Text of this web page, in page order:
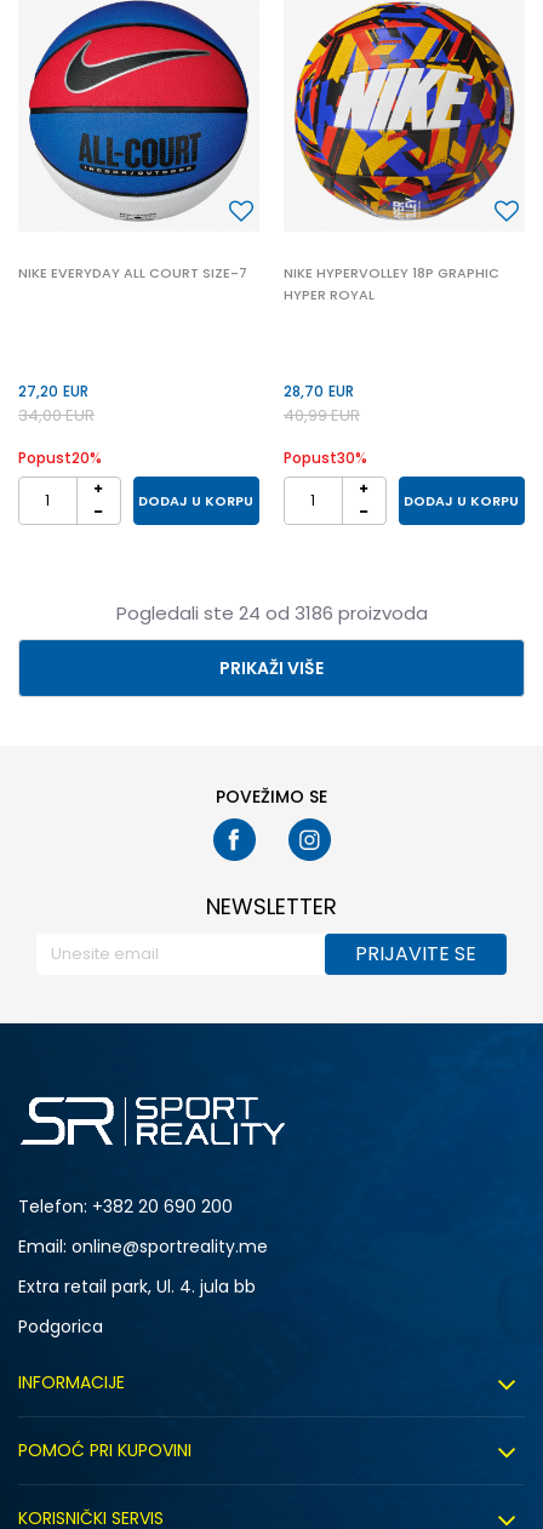
NIKE EVERYDAY ALL COURT SIZE-7
27,20 EUR
34,00EUR
Popust20%
DODAJ U KORPU
NIKE HYPERVOLLEY 18P GRAPHIC
HYPER ROYAL
28,70 EUR
40,99EUR
Popust30%
DODAJ U KORPU
Pogledali ste 24 od 3186 proizvoda
PRIKAŽI VIŠE
POVEŽIMO SE
NEWSLETTER
PRIJAVITE SE
Telefon: +382 20 690 200
Email: online@sportreality.me
Extra retail park, Ul. 4. jula bb
Podgorica
INFORMACIJE
Zapošljavanje
POMOĆ PRI KUPOVINI
KORISNIČKI SERVIS